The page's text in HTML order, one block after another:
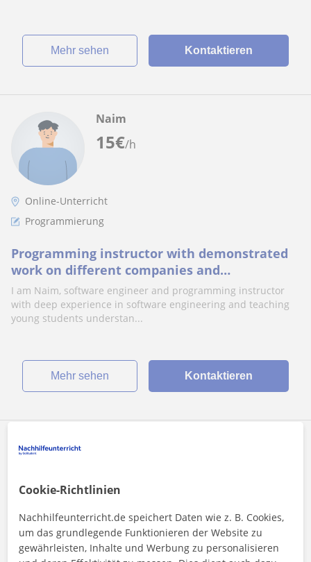
Mehr sehen Kontaktieren
15€/h
Naim
Online-Unterricht
Programmierung
Programming instructor with demonstrated
work on different companies and
programming schools!
I am Naim, software engineer and programming instructor
with deep experience in software engineering and teaching
young students understan...
Mehr sehen Kontaktieren
Online-Unterricht
Programmierung
Cookie-Richtlinien
Nachhilfeunterricht.de speichert Daten wie z. B. Cookies,
um das grundlegende Funktionieren der Website zu
gewährleisten, Inhalte und Werbung zu personalisieren